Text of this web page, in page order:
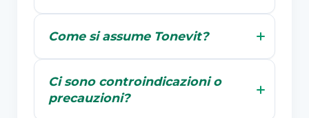
Come si assume Tonevit?
Ci sono controindicazioni o
precauzioni?